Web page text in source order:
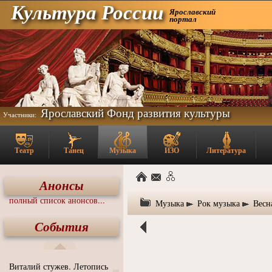
Культура России Ярославский
портал
Участники: Ярославский Фонд развития культуры
Театр Танец Музыка ИЗО Литература
Анонсы
полный список анонсов...
События
Виталий стужев. Летопись
Музыка Рок музыка